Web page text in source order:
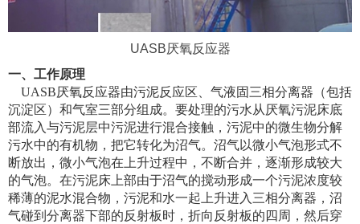
UASB厌氧反应器
一、工作原理
UASB厌氧反应器由污泥反应区、气液固三相分离器（包括
沉淀区）和气室三部分组成。要处理的污水从厌氧污泥床底
部流入与污泥层中污泥进行混合接触，污泥中的微生物分解
污水中的有机物，把它转化为沼气。沼气以微小气泡形式不
断放出，微小气泡在上升过程中，不断合并，逐渐形成较大
的气泡。在污泥床上部由于沼气的搅动形成一个污泥浓度较
稀薄的泥水混合物，污泥和水一起上升进入三相分离器，沼
气碰到分离器下部的反射板时，折向反射板的四周，然后穿